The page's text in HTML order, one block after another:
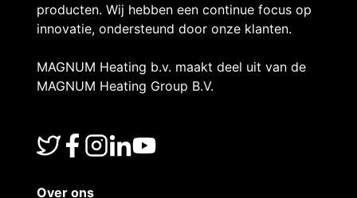
producten. Wij hebben een continue focus op
innovatie, ondersteund door onze klanten.
MAGNUM Heating b.v. maakt deel uit van de
MAGNUM Heating Group B.V.
Over ons